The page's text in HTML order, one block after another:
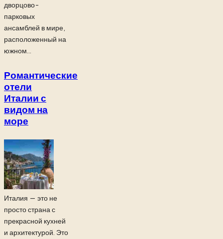
дворцово-
парковых
ансамблей в мире,
расположенный на
южном...
Романтические
отели
Италии с
видом на
море
Италия — это не
просто страна с
прекрасной кухней
и архитектурой. Это